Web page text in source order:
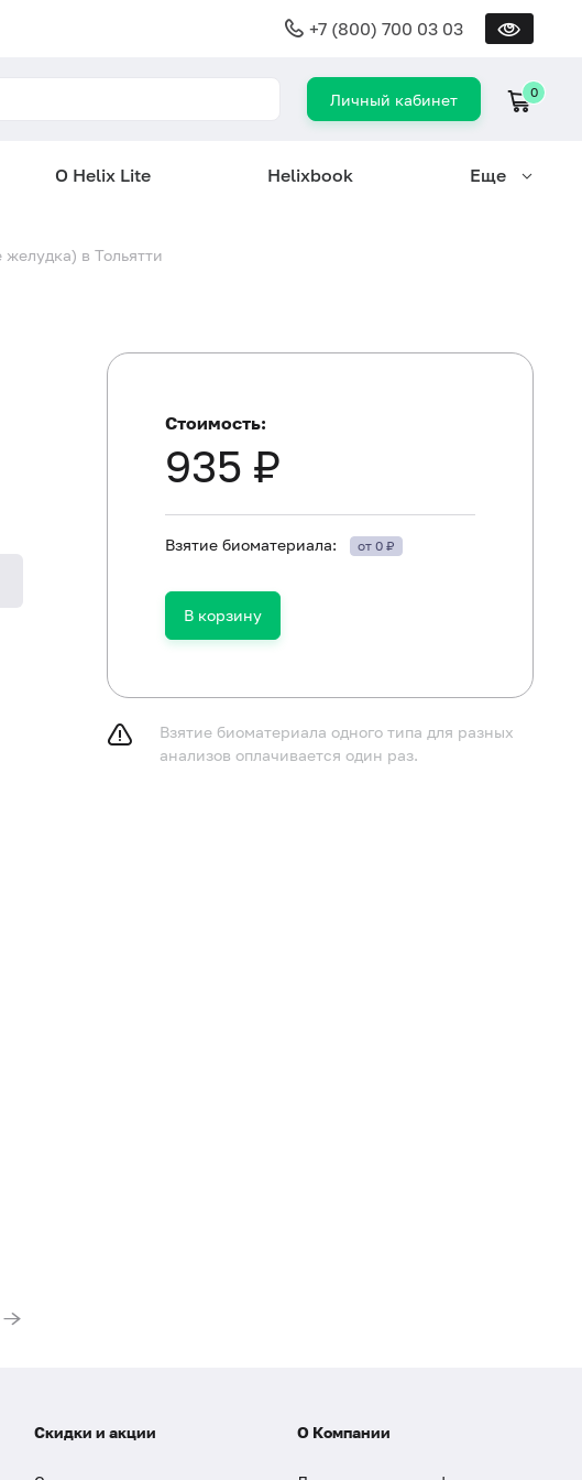
+7 (800) 700 03 03
Личный кабинет 0
О Helix Lite Helixbook Еще
в Тольятти
Стоимость:
935 ₽
Взятие биоматериала: от 0 ₽
В корзину
Взятие биоматериала одного типа для разных
анализов оплачивается один раз.
Скидки и акции О Компании